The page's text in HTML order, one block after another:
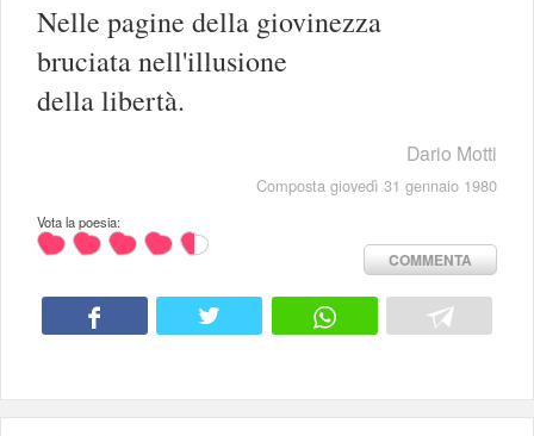
Nelle pagine della giovinezza
bruciata nell'illusione
della libertà.
Dario Motti
Composta giovedì 31 gennaio 1980
Vota la poesia:
COMMENTA